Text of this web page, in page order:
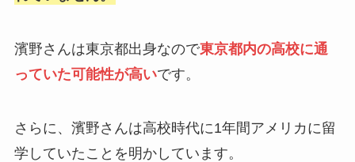
濱野さんは東京都出身なので東京都内の高校に通
っていた可能性が高いです。
さらに、濱野さんは高校時代に1年間アメリカに留
学していたことを明かしています。